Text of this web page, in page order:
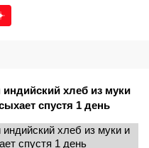
хлеб из муки
спустя 1 день